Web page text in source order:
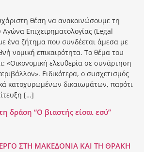
θέση να ανακοινώσουμε τη
Επιχειρηματολογίας (Legal
ένα ζήτημα που συνδέεται άμεσα με
νομική επικαιρότητα. Το θέμα του
«Οικονομική ελευθερία σε συνάρτηση
Ειδικότερα, ο συσχετισμός
κατοχυρωμένων δικαιωμάτων, παρότι
[…]
δράση “Ο βιαστής είσαι εσύ”
ΣTH MAKEΔONIA KAI ΤΗ ΘPAKH